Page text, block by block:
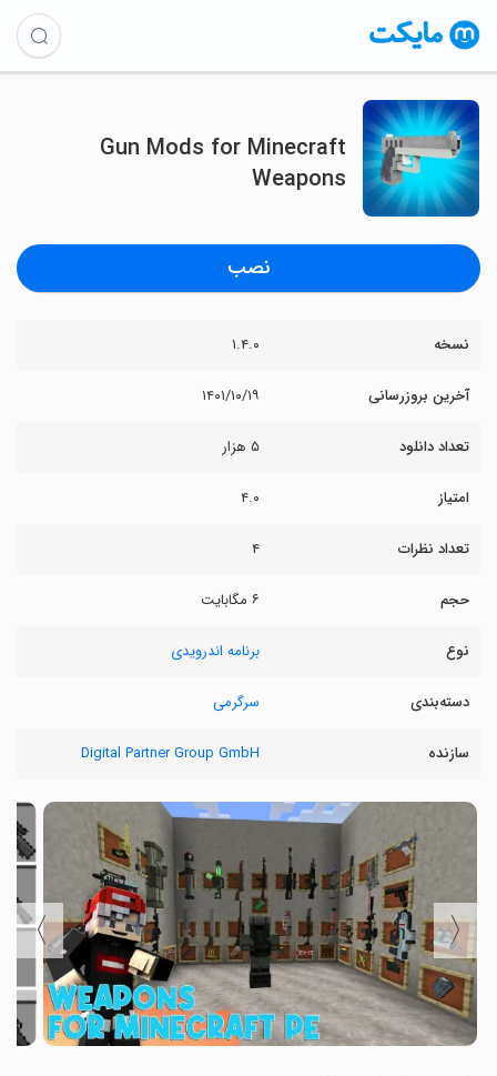
Gun Mods for Minecraft
Weapons
نصب
نسخه ۱.۴.۰
آخرین بروزرسانی ۱۴۰۱/۱۰/۱۹
تعداد دانلود ۵ هزار
امتیاز ۴.۰
تعداد نظرات ۴
حجم ۶ مگابایت
نوع برنامه اندرویدی
دسته‌بندی سرگرمی
سازنده Digital Partner Group GmbH
〈
〉